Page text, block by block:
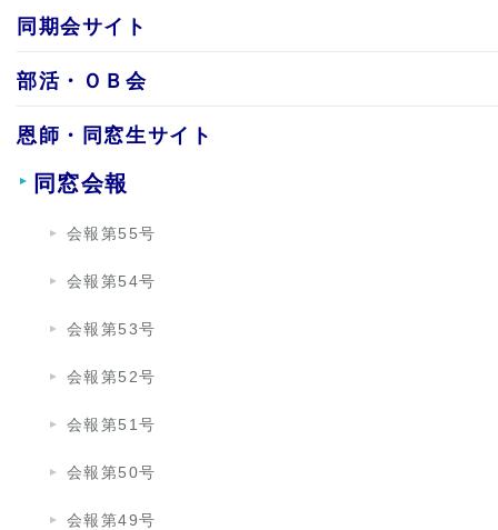
同期会サイト
部活・ＯＢ会
恩師・同窓生サイト
同窓会報
会報第55号
会報第54号
会報第53号
会報第52号
会報第51号
会報第50号
会報第49号